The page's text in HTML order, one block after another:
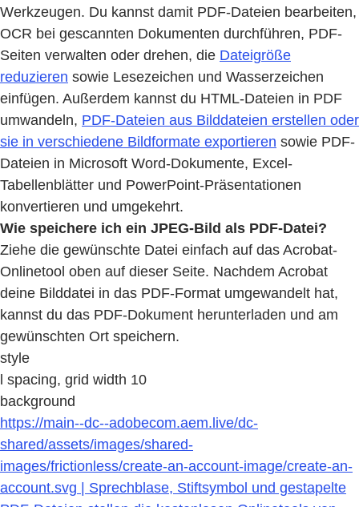
Werkzeugen. Du kannst damit PDF-Dateien bearbeiten,
OCR bei gescannten Dokumenten durchführen, PDF-
Seiten verwalten oder drehen, die Dateigröße
reduzieren sowie Lesezeichen und Wasserzeichen
einfügen. Außerdem kannst du HTML-Dateien in PDF
umwandeln, PDF-Dateien aus Bilddateien erstellen oder
sie in verschiedene Bildformate exportieren sowie PDF-
Dateien in Microsoft Word-Dokumente, Excel-
Tabellenblätter und PowerPoint-Präsentationen
konvertieren und umgekehrt.
Wie speichere ich ein JPEG-Bild als PDF-Datei?
Ziehe die gewünschte Datei einfach auf das Acrobat-
Onlinetool oben auf dieser Seite. Nachdem Acrobat
deine Bilddatei in das PDF-Format umgewandelt hat,
kannst du das PDF-Dokument herunterladen und am
gewünschten Ort speichern.
style
l spacing, grid width 10
background
https://main--dc--adobecom.aem.live/dc-
shared/assets/images/shared-
images/frictionless/create-an-account-image/create-an-
account.svg | Sprechblase, Stiftsymbol und gestapelte